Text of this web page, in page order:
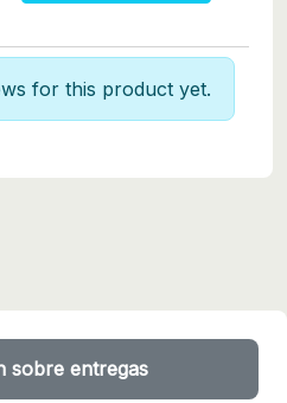
for this product yet.
sobre entregas